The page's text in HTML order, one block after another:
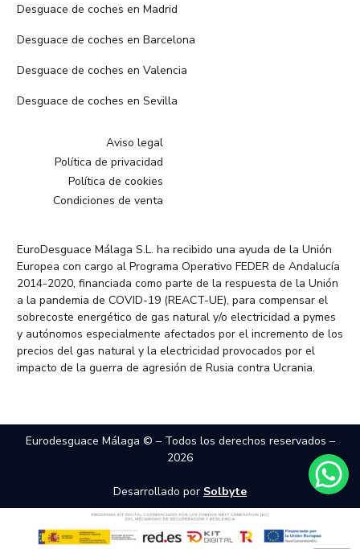
Desguace de coches en Madrid
Desguace de coches en Barcelona
Desguace de coches en Valencia
Desguace de coches en Sevilla
Aviso legal
Política de privacidad
Política de cookies
Condiciones de venta
EuroDesguace Málaga S.L. ha recibido una ayuda de la Unión
Europea con cargo al Programa Operativo FEDER de Andalucía
2014-2020, financiada como parte de la respuesta de la Unión
a la pandemia de COVID-19 (REACT-UE), para compensar el
sobrecoste energético de gas natural y/o electricidad a pymes
y autónomos especialmente afectados por el incremento de los
precios del gas natural y la electricidad provocados por el
impacto de la guerra de agresión de Rusia contra Ucrania.
Eurodesguace Málaga © – Todos los derechos reservados –
2026
Desarrollado por Solbyte